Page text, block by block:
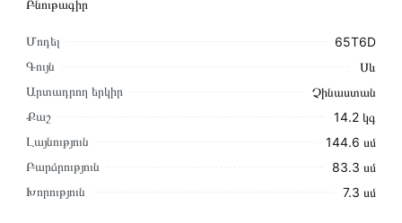
Բնութագիր
Մոդել
65T6D
Գույն
Սև
Արտադրող երկիր
Չինաստան
Քաշ
14.2 կգ
Լայնություն
144.6 սմ
Բարձրություն
83.3 սմ
Խորություն
7.3 սմ